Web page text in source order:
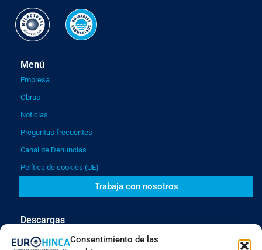
Consentimiento de las
Menú
Empresa
Obras
Noticias
Preguntas frecuentes
Canal de Denuncias
Política de cookies (UE)
Trabaja con nosotros
Descargas
Catálogo general Eurohinca